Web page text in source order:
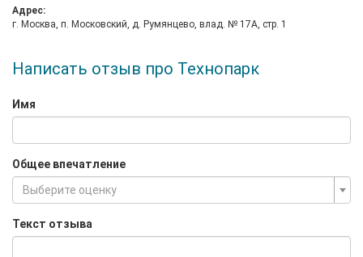
Адрес:
г. Москва, п. Московский, д. Румянцево, влад. № 17А, стр. 1
Написать отзыв про Технопарк
Имя
Общее впечатление
Выберите оценку
Текст отзыва